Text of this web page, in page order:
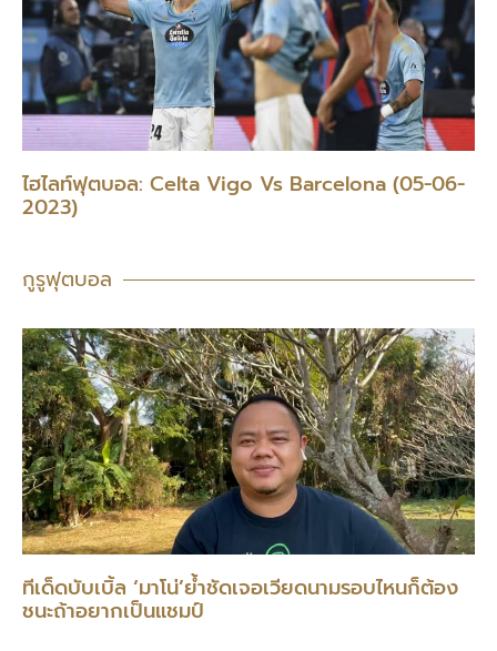
ไฮไลท์ฟุตบอล: Celta Vigo Vs Barcelona (05-06-
2023)
กูรูฟุตบอล
ทีเด็ดบับเบิ้ล ‘มาโน่’ย้ำชัดเจอเวียดนามรอบไหนก็ต้อง
ชนะถ้าอยากเป็นแชมป์